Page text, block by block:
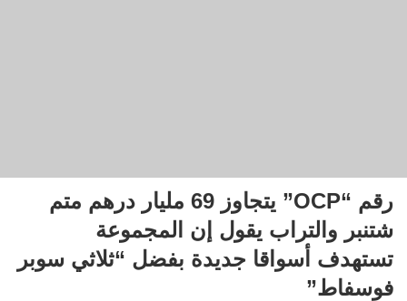
رقم “OCP” يتجاوز 69 مليار درهم متم
شتنبر والتراب يقول إن المجموعة
تستهدف أسواقا جديدة بفضل “ثلاثي سوبر
فوسفاط”